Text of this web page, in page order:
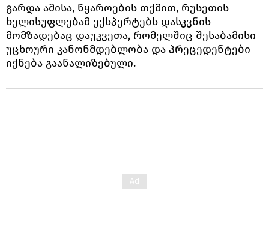
გარდა ამისა, წყაროების თქმით, რუსეთის
ხელისუფლებამ ექსპერტებს დასკვნის
მომზადებაც დაუკვეთა, რომელშიც შესაბამისი
უცხოური კანონმდებლობა და პრეცედენტები
იქნება გაანალიზებული.